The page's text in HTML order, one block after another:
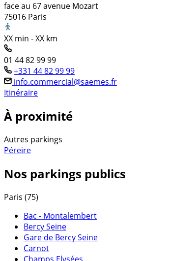
face au 67 avenue Mozart
75016 Paris
XX min - XX km
01 44 82 99 99
+331 44 82 99 99
info.commercial@saemes.fr
Itinéraire
À proximité
Autres parkings
Péreire
Nos parkings publics
Paris (75)
Bac - Montalembert
Bercy Seine
Gare de Bercy Seine
Carnot